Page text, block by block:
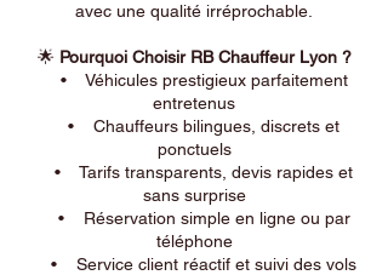
avec une qualité irréprochable.
🌟 Pourquoi Choisir RB Chauffeur Lyon ?
• Véhicules prestigieux parfaitement
entretenus
• Chauffeurs bilingues, discrets et
ponctuels
• Tarifs transparents, devis rapides et
sans surprise
• Réservation simple en ligne ou par
téléphone
• Service client réactif et suivi des vols